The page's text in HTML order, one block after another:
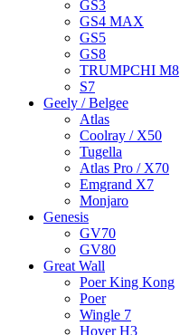
GS3
GS4 MAX
GS5
GS8
TRUMPCHI M8
S7
Geely / Belgee
Atlas
Coolray / X50
Tugella
Atlas Pro / X70
Emgrand X7
Monjaro
Genesis
GV70
GV80
Great Wall
Poer King Kong
Poer
Wingle 7
Hover H3